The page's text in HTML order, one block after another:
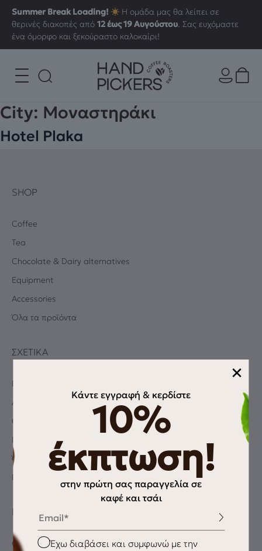
Summer Break Loading!
Η ομάδα μας θα λείπει σε
θερινές διακοπές από12 έως 19 Αυγούστου. Σας ευχόμαστε
ένα όμορφο και ξεκούραστο καλοκαίρι!
City: Μοναστηράκι
Hotel Plaka
×
Κάντε εγγραφή & κερδίστε
10%
έκπτωση!
στην πρώτη σας παραγγελία σε
καφέ και τσάι
Email
Checkbox
Έχω διαβάσει και συμφωνώ με την
SHOP
Coffee
Tea
Chocolate & Dairy alternatives
Equipment
Accessories
Όλα τα προϊόντα
ΣΧΕΤΙΚΆ
Blog
Albums
Coffee Quiz
Πολιτική Απορρήτου
Όροι χρήσης
Επικοινωνία
ΠΛΗΡΟΦΟΡΊΕΣ
Ο λογαριασμός μου